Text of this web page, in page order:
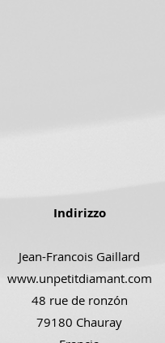
Indirizzo
Jean-Francois Gaillard
www.unpetitdiamant.com
48 rue de ronzón
79180 Chauray